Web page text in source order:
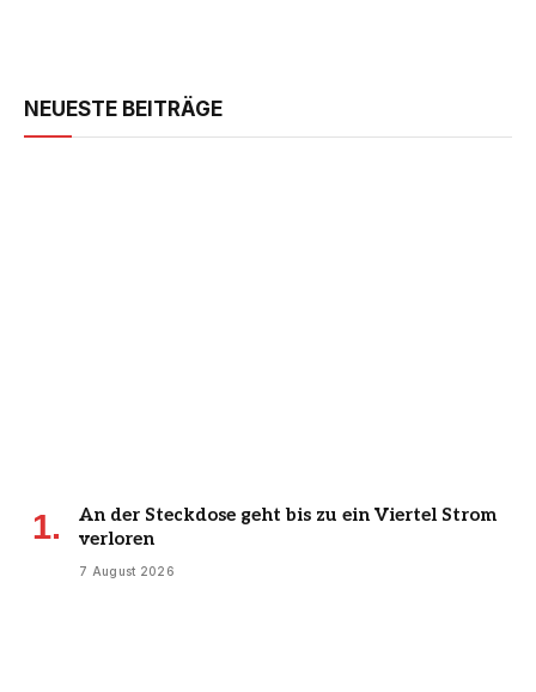
NEUESTE BEITRÄGE
An der Steckdose geht bis zu ein Viertel Strom
verloren
7 August 2026